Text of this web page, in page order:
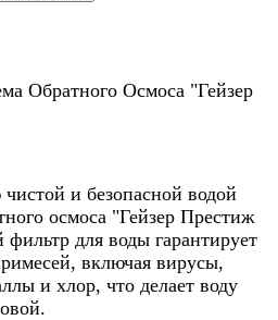
Обратного Осмоса "Гейзер
и безопасной водой
осмоса "Гейзер Престиж
для воды гарантирует
включая вирусы,
и хлор, что делает воду